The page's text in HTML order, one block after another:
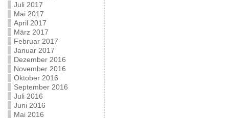
Juli 2017
Mai 2017
April 2017
März 2017
Februar 2017
Januar 2017
Dezember 2016
November 2016
Oktober 2016
September 2016
Juli 2016
Juni 2016
Mai 2016